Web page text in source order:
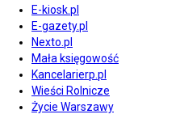
E-kiosk.pl
E-gazety.pl
Nexto.pl
Mała księgowość
Kancelarierp.pl
Wieści Rolnicze
Życie Warszawy